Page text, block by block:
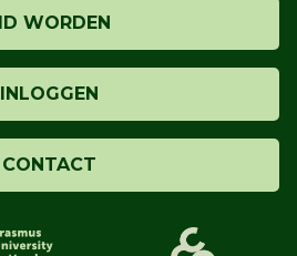
WORDEN
INLOGGEN
CONTACT